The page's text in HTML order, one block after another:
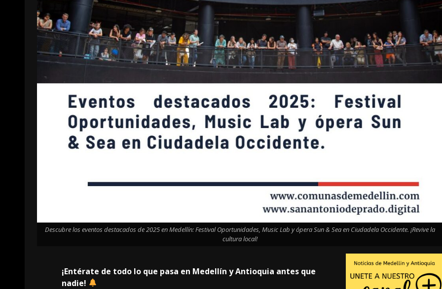
Descubre los eventos destacados de 2025 en Medellín: Festival Oportunidades, Music Lab y ópera Sun & Sea en Ciudadela Occidente. ¡Revive la
cultura local!
¡Entérate de todo lo que pasa en Medellín y Antioquia antes que
nadie!